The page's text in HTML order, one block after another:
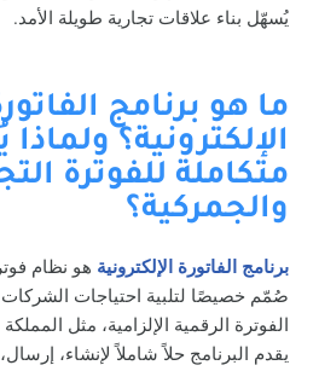
يُسهّل بناء علاقات تجارية طويلة الأمد.
ما هو برنامج
الإلكترونية؟ ولماذا
متكاملة للفوترة
والجمركية؟
برنامج الفاتورة الإلكترونية هو نظام
صُمّم خصيصًا لتلبية احتياجات
الفوترة الرقمية الإلزامية، مثل
يقدم البرنامج حلاً شاملاً لإنشاء،